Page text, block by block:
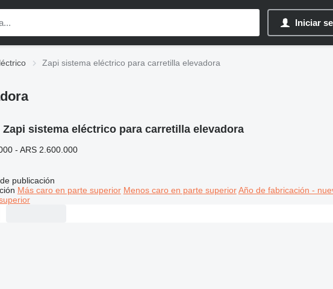
Iniciar
Zapi sistema eléctrico para carretilla elevadora
Zapi sistema eléctrico para carretilla elevadora
- ARS 2.600.000
publicación
Más caro en parte superior Menos caro en parte superior Año de fabricación -